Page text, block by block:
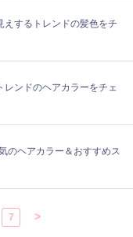
するトレンドの髪色をチ
レンドのヘアカラーをチェ
のヘアカラー＆おすすめス
7 >